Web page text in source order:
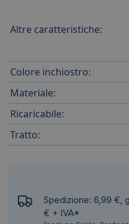
Altre caratteristiche:
Colore inchiostro:
Materiale:
Ricaricabile:
Tratto:
Spedizione: 6,99 €,
€ + IVA*